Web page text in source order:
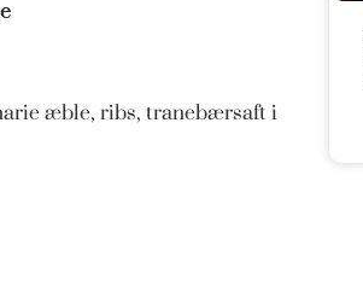
æble, ribs, tranebærsaft i